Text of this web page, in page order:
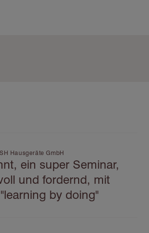
Hausgeräte GmbH
ein super Seminar,
und fordernd, mit
by doing"